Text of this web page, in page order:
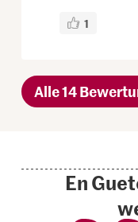
1
Alle 14
En